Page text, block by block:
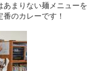
まりない麺メニューを
のカレーです！